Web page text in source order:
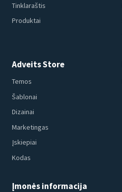
Tinklaraštis
Produktai
Adveits Store
Temos
Šablonai
Dizainai
Marketingas
Įskiepiai
Kodas
Įmonės informacija